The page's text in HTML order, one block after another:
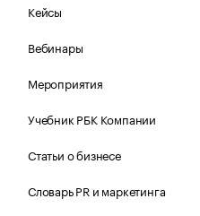
Кейсы
Вебинары
Мероприятия
Учебник РБК Компании
Статьи о бизнесе
Словарь PR и маркетинга